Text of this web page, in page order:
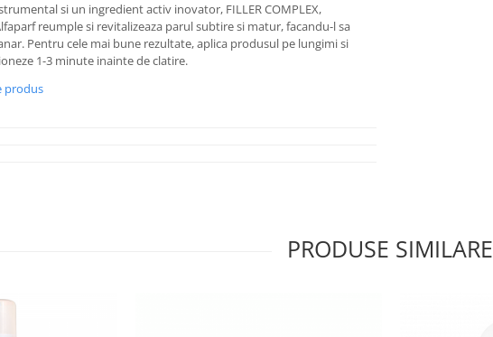
si un ingredient activ inovator, FILLER COMPLEX,
reumple si revitalizeaza parul subtire si matur, facandu-l sa
Pentru cele mai bune rezultate, aplica produsul pe lungimi si
1-3 minute inainte de clatire.
produs
PRODUSE SIMILARE